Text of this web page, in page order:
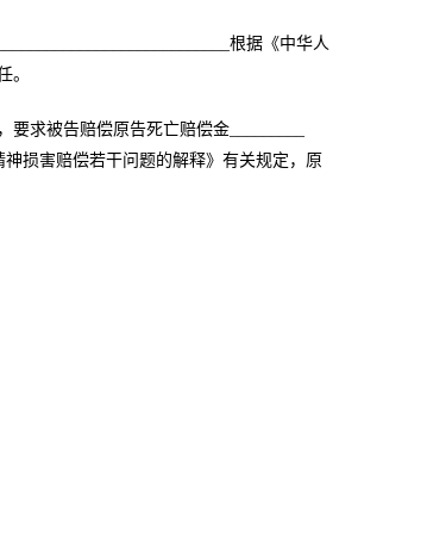
根据《中华人
。
求被告赔偿原告死亡赔偿金_________
神损害赔偿若干问题的解释》有关规定，原